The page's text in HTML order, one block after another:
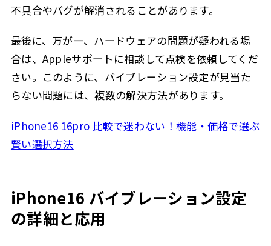
不具合やバグが解消されることがあります。
最後に、万が一、ハードウェアの問題が疑われる場
合は、Appleサポートに相談して点検を依頼してくだ
さい。このように、バイブレーション設定が見当た
らない問題には、複数の解決方法があります。
iPhone16 16pro 比較で迷わない！機能・価格で選ぶ
賢い選択方法
iPhone16 バイブレーション設定
の詳細と応用